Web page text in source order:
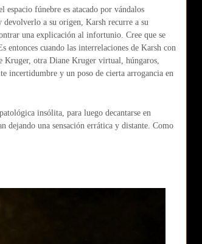
espacio fúnebre es atacado por vándalos
devolverlo a su origen, Karsh recurre a su
una explicación al infortunio. Cree que se
entonces cuando las interrelaciones de Karsh con
Kruger, otra Diane Kruger virtual, húngaros,
incertidumbre y un poso de cierta arrogancia en
insólita, para luego decantarse en
dejando una sensación errática y distante. Como